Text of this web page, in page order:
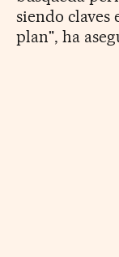
siendo claves
plan", ha